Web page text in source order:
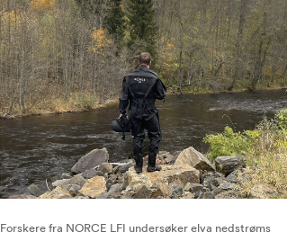
Forskere fra NORCE LFI undersøker elva nedstrøms